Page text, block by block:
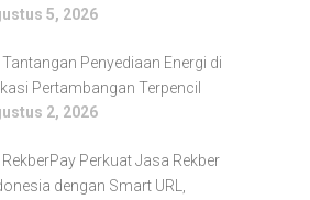
5, 2026
Tantangan Penyediaan Energi di
Pertambangan Terpencil
2, 2026
RekberPay Perkuat Jasa Rekber
dengan Smart URL,